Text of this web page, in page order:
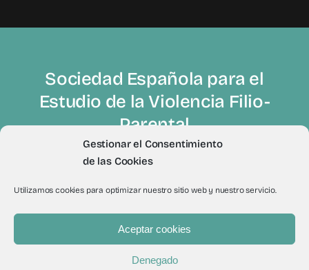
Gestionar el Consentimiento
de las Cookies
Utilizamos cookies para optimizar nuestro sitio web y nuestro servicio.
Aceptar cookies
Denegado
Sociedad Española para el
Estudio de la Violencia Filio-
Parental
© 2012 - 2026Todos los derechos reservados a Sevifip